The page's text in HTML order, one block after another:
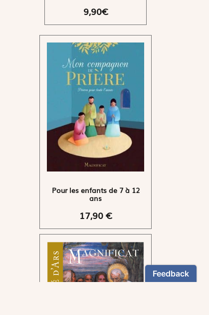
9,90€
Pour les enfants de 7 à 12
ans
17,90 €